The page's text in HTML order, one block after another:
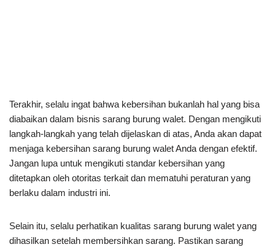
Terakhir, selalu ingat bahwa kebersihan bukanlah hal yang bisa
diabaikan dalam bisnis sarang burung walet. Dengan mengikuti
langkah-langkah yang telah dijelaskan di atas, Anda akan dapat
menjaga kebersihan sarang burung walet Anda dengan efektif.
Jangan lupa untuk mengikuti standar kebersihan yang
ditetapkan oleh otoritas terkait dan mematuhi peraturan yang
berlaku dalam industri ini.
Selain itu, selalu perhatikan kualitas sarang burung walet yang
dihasilkan setelah membersihkan sarang. Pastikan sarang